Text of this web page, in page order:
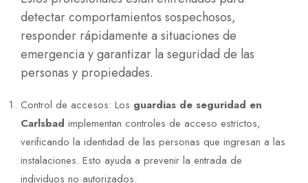
detectar comportamientos sospechosos,
responder rápidamente a situaciones de
emergencia y garantizar la seguridad de las
personas y propiedades.
Control de accesos: Los guardias de seguridad en
Carlsbad implementan controles de acceso estrictos,
verificando la identidad de las personas que ingresan a las
instalaciones. Esto ayuda a prevenir la entrada de
individuos no autorizados.